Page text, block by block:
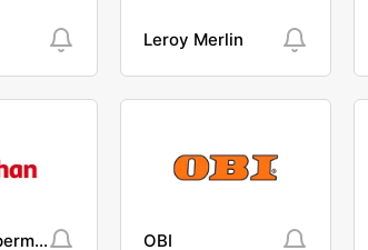
Leroy Merlin
Auchan Hipermarket OBI